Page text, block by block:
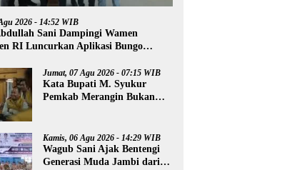
2026 - 14:52 WIB
Sani Dampingi Wamen
RI Luncurkan Aplikasi Bungo
Jumat, 07 Agu 2026 - 07:15 WIB
Kata Bupati M. Syukur
Pemkab Merangin Bukan
Kamis, 06 Agu 2026 - 14:29 WIB
Wagub Sani Ajak Bentengi
Generasi Muda Jambi dari